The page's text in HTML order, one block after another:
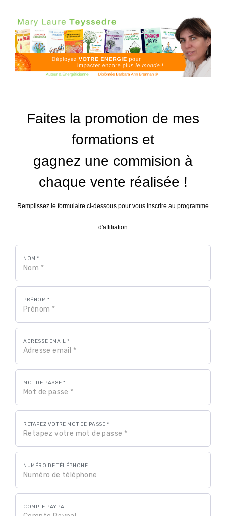
Faites la promotion de mes
formations et
gagnez une commision à
chaque vente réalisée !
Remplissez le formulaire ci-dessous pour vous inscrire au programme
d'affiliation
NOM *
PRÉNOM *
ADRESSE EMAIL *
MOT DE PASSE *
RETAPEZ VOTRE MOT DE PASSE *
NUMÉRO DE TÉLÉPHONE
COMPTE PAYPAL